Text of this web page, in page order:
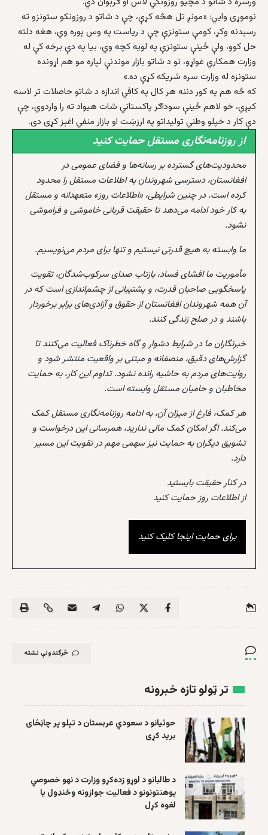
نوموړی وايي: «مونږ تل هڅه کړې، چې د شاتو د روزونکو ستونزو ته
رسېدنه وکړ، کومې ستونزې چې د ریاست په وس پوره وي، هغه دلته
حل کوو، ولې ځینې ستونزې په لویه کچه وي، بیا په دې برخه کې له
وزارت همکاري غواړو، نو د شاتو بازار موندنې لپاره مو هم اړونده
ستونزه له وزارت سره شریکه کړې ده.»
که څه هم په کور دننه هر کال په کافي اندازه د شاتو حاصلات تر لاسه
کیږي، خو لاهم ځینې سوداګر پاکستاني شات هیواد ته را واردوي، چې
دې کار د خپلو وطني تولیداتو په ارزښت او بازار منفي اغېز کړی دی.
از روزنامه‌نگاری مستقل حمایت کنید
محدودیت‌های گسترده بر رسانه‌ها و فضای عمومی در
افغانستان، دسترسی شهروندان به اطلاعات مستقل را محدود
کرده است. در چنین شرایطی، «اطلاعات روز» متعهدانه و مستقل
به کار خود ادامه می‌دهد تا حقیقت قربانی خاموشی و فراموشی
نشود.
ما وابسته به هیچ قدرتی نیستیم و تنها برای مردم می‌نویسیم.
مأموریت ما افشای فساد، بازتاب صدای سرکوب‌شدگان، تقویت
پاسخگویی صاحبان قدرت، و پشتیبانی از چشم‌اندازی است که در
آن همه شهروندان افغانستان از حقوق و آزادی‌های برابر برخوردار
باشند و در صلح زندگی کنند.
خبرنگاران ما در شرایط دشوار و گاه خطرناک فعالیت می‌کنند تا
گزارش‌های دقیق، منصفانه و مبتنی بر واقعیت منتشر شود و
روایت‌های مردم به حاشیه رانده نشود. تداوم این کار، به حمایت
مخاطبان و حامیان مستقل وابسته است.
هر کمک، فارغ از میزان آن، به ادامه روزنامه‌نگاری مستقل کمک
می‌کند. اگر امکان کمک مالی ندارید، همرسانی این درخواست و
تشویق دیگران به حمایت نیز سهمی مهم در تقویت این مسیر
دارد.
در کنار حقیقت بایستید
از اطلاعات روز حمایت کنید
برای حمایت اینجا کلیک کنید
څرگندونې نشته
تر ټولو تازه خبرونه
حوثیانو د سعودي عربستان د تېلو پر چاڼځای
برید کړی
د طالبانو د لوړو زده‌کړو وزارت د نهو خصوصي
پوهنتونونو د فعالیت جوازونه وځنډول یا
لغوه کړل